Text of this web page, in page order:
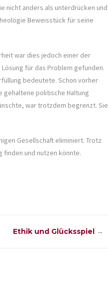
nicht anders als unterdrücken und
Beweisstück für seine
war dies jedoch einer der
für das Problem gefunden.
bedeutete. Schon vorher
gehaltene politische Haltung
war trotzdem begrenzt. Sie
Gesellschaft eliminiert. Trotz
finden und nutzen könnte.
Ethik und Glücksspiel →